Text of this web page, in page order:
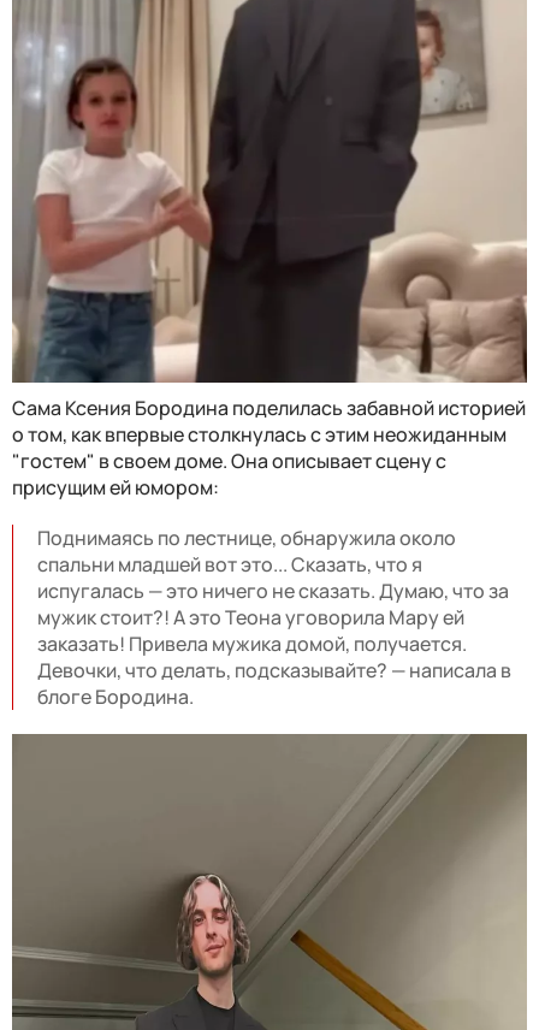
Сама Ксения Бородина поделилась забавной историей
о том, как впервые столкнулась с этим неожиданным
"гостем" в своем доме. Она описывает сцену с
присущим ей юмором:
Поднимаясь по лестнице, обнаружила около
спальни младшей вот это... Сказать, что я
испугалась — это ничего не сказать. Думаю, что за
мужик стоит?! А это Теона уговорила Мару ей
заказать! Привела мужика домой, получается.
Девочки, что делать, подсказывайте? — написала в
блоге Бородина.